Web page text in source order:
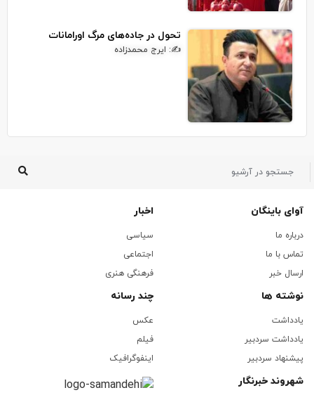
تحول در جاده‌های مرگ اورامانات
✍: ایرج محمدزاده
آوای باینگان
درباره ما
تماس با ما
ارسال خبر
اخبار
سیاسی
اجتماعی
فرهنگی هنری
نوشته ها
یادداشت
یادداشت سردبیر
پیشنهاد سردبیر
چند رسانه
عکس
فیلم
اینفوگرافیک
شهروند خبرنگار